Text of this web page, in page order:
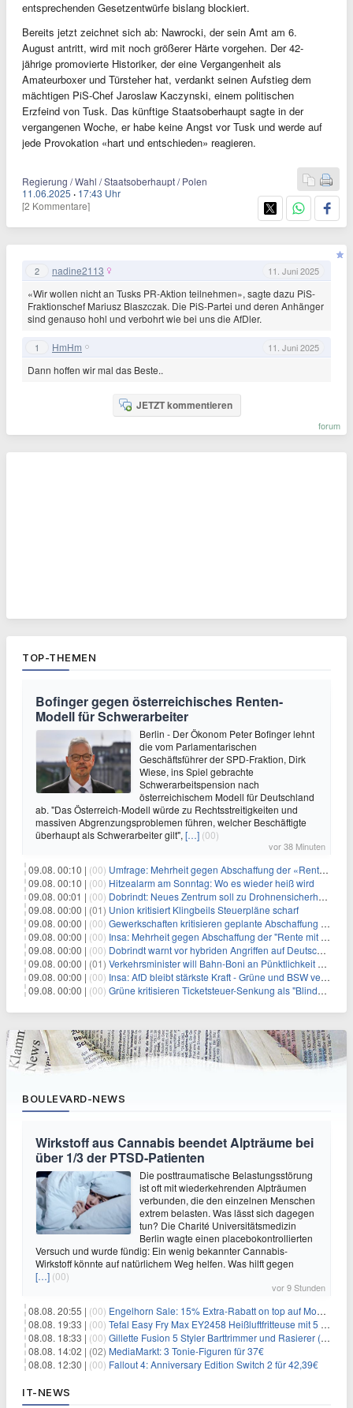
entsprechenden Gesetzentwürfe bislang blockiert.
Bereits jetzt zeichnet sich ab: Nawrocki, der sein Amt am 6.
August antritt, wird mit noch größerer Härte vorgehen. Der 42-
jährige promovierte Historiker, der eine Vergangenheit als
Amateurboxer und Türsteher hat, verdankt seinen Aufstieg dem
mächtigen PiS-Chef Jaroslaw Kaczynski, einem politischen
Erzfeind von Tusk. Das künftige Staatsoberhaupt sagte in der
vergangenen Woche, er habe keine Angst vor Tusk und werde auf
jede Provokation «hart und entschieden» reagieren.
Regierung / Wahl / Staatsoberhaupt / Polen
11.06.2025 · 17:43 Uhr
[2 Kommentare]
2 nadine2113 11. Juni 2025
«Wir wollen nicht an Tusks PR-Aktion teilnehmen», sagte dazu PiS-
Fraktionschef Mariusz Blaszczak. Die PiS-Partei und deren Anhänger
sind genauso hohl und verbohrt wie bei uns die AfDler.
1 HmHm 11. Juni 2025
Dann hoffen wir mal das Beste..
JETZT kommentieren
forum
TOP-THEMEN
Bofinger gegen österreichisches Renten-
Modell für Schwerarbeiter
Berlin - Der Ökonom Peter Bofinger lehnt
die vom Parlamentarischen
Geschäftsführer der SPD-Fraktion, Dirk
Wiese, ins Spiel gebrachte
Schwerarbeitspension nach
österreichischem Modell für Deutschland
ab. "Das Österreich-Modell würde zu Rechtsstreitigkeiten und
massiven Abgrenzungsproblemen führen, welcher Beschäftigte
überhaupt als Schwerarbeiter gilt", […] (00)
vor 38 Minuten
09.08. 00:10 | (00) Umfrage: Mehrheit gegen Abschaffung der «Rente mit 63»
09.08. 00:10 | (00) Hitzealarm am Sonntag: Wo es wieder heiß wird
09.08. 00:01 | (00) Dobrindt: Neues Zentrum soll zu Drohnensicherheit forschen
09.08. 00:00 | (01) Union kritisiert Klingbeils Steuerpläne scharf
09.08. 00:00 | (00) Gewerkschaften kritisieren geplante Abschaffung der "Rente mit 63"
09.08. 00:00 | (00) Insa: Mehrheit gegen Abschaffung der "Rente mit 63"
09.08. 00:00 | (00) Dobrindt warnt vor hybriden Angriffen auf Deutschland
09.08. 00:00 | (01) Verkehrsminister will Bahn-Boni an Pünktlichkeit koppeln
09.08. 00:00 | (00) Insa: AfD bleibt stärkste Kraft - Grüne und BSW verlieren
09.08. 00:00 | (00) Grüne kritisieren Ticketsteuer-Senkung als "Blindflug"
BOULEVARD-NEWS
Wirkstoff aus Cannabis beendet Alpträume bei
über 1/3 der PTSD-Patienten
Die posttraumatische Belastungsstörung
ist oft mit wiederkehrenden Alpträumen
verbunden, die den einzelnen Menschen
extrem belasten. Was lässt sich dagegen
tun? Die Charité Universitätsmedizin
Berlin wagte einen placebokontrollierten
Versuch und wurde fündig: Ein wenig bekannter Cannabis-
Wirkstoff könnte auf natürlichem Weg helfen. Was hilft gegen
[…] (00)
vor 9 Stunden
08.08. 20:55 | (00) Engelhorn Sale: 15% Extra-Rabatt on top auf Mode- und Sport-Artikel
08.08. 19:33 | (00) Tefal Easy Fry Max EY2458 Heißluftfritteuse mit 5 Litern für 64,99€
08.08. 18:33 | (00) Gillette Fusion 5 Styler Barttrimmer und Rasierer (All in One) für 16€
08.08. 14:02 | (02) MediaMarkt: 3 Tonie-Figuren für 37€
08.08. 12:30 | (00) Fallout 4: Anniversary Edition Switch 2 für 42,39€
IT-NEWS